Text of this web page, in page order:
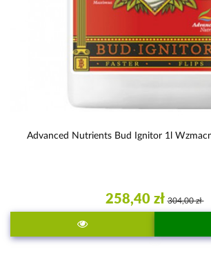
Advanced Nutrients Bud Ignitor 1l
258,40 zł 304,00 zł